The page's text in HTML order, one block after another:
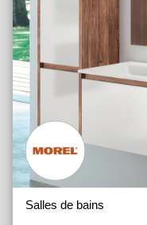
Salles de bains